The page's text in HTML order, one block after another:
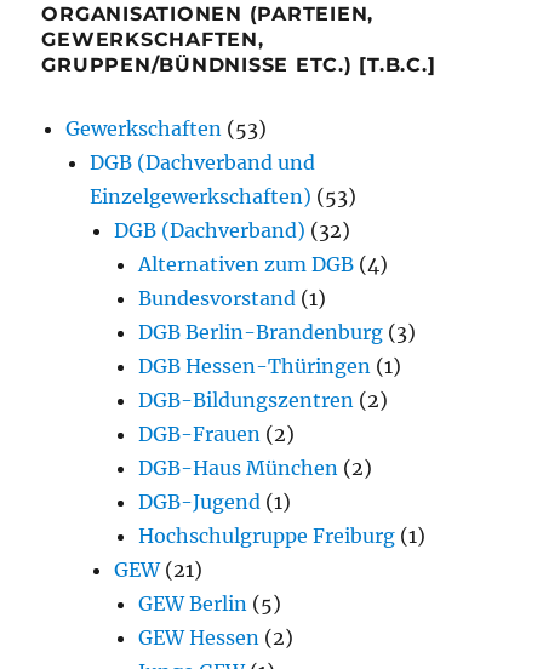
ORGANISATIONEN (PARTEIEN,
GEWERKSCHAFTEN,
GRUPPEN/BÜNDNISSE ETC.) [T.B.C.]
Gewerkschaften (53)
DGB (Dachverband und
Einzelgewerkschaften) (53)
DGB (Dachverband) (32)
Alternativen zum DGB (4)
Bundesvorstand (1)
DGB Berlin-Brandenburg (3)
DGB Hessen-Thüringen (1)
DGB-Bildungszentren (2)
DGB-Frauen (2)
DGB-Haus München (2)
DGB-Jugend (1)
Hochschulgruppe Freiburg (1)
GEW(21)
GEW Berlin (5)
GEW Hessen (2)